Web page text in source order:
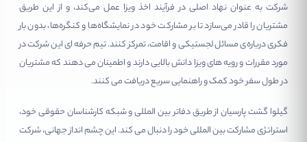
شرکت به عنوان نهاد اصلی در فرآیند اخذ ویزا عمل می‌کند، و از این طریق
مشتریان را قادر می‌سازد تا بر مشارکت خود در نمایشگاه‌ها و کنگره‌ها، بدون بار
فکری درباره‌ی مسائل لجستیکی و اقامت، تمرکز کنند. تیم حرفه ای این شرکت در
مورد مقررات و رویه های ویزا دانش بالایی دارند و اطمینان می دهند که مشتریان
در طول سفر خود کمک و راهنمایی سریع دریافت می کنند.
گیلوا گشت پارسیان از طریق دفاتر بین المللی و شبکه کارشناسان حقوقی خود،
استراتژی مشارکت بین المللی خود را دنبال می کند. این چشم انداز جهانی، شرکت